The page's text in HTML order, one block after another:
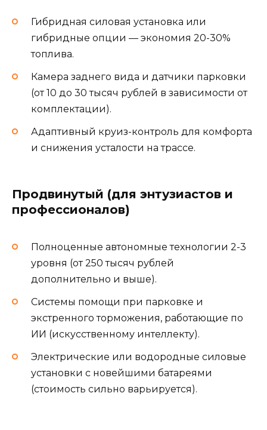
Гибридная силовая установка или
гибридные опции — экономия 20-30%
топлива.
Камера заднего вида и датчики парковки
(от 10 до 30 тысяч рублей в зависимости от
комплектации).
Адаптивный круиз-контроль для комфорта
и снижения усталости на трассе.
Продвинутый (для энтузиастов и
профессионалов)
Полноценные автономные технологии 2-3
уровня (от 250 тысяч рублей
дополнительно и выше).
Системы помощи при парковке и
экстренного торможения, работающие по
ИИ (искусственному интеллекту).
Электрические или водородные силовые
установки с новейшими батареями
(стоимость сильно варьируется).